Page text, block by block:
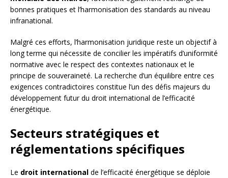
bonnes pratiques et l’harmonisation des standards au niveau
infranational.
Malgré ces efforts, l’harmonisation juridique reste un objectif à
long terme qui nécessite de concilier les impératifs d’uniformité
normative avec le respect des contextes nationaux et le
principe de souveraineté. La recherche d’un équilibre entre ces
exigences contradictoires constitue l’un des défis majeurs du
développement futur du droit international de l’efficacité
énergétique.
Secteurs stratégiques et
réglementations spécifiques
Le droit international de l’efficacité énergétique se déploie